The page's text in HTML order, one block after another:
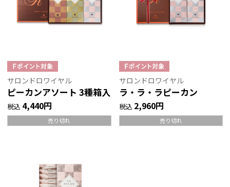
サロンドロワイヤル
ピーカンアソート 3種箱入
税込 4,440円
売り切れ
サロンドロワイヤル
ラ・ラ・ラピーカン
税込 2,960円
売り切れ